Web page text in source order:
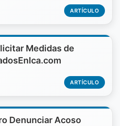
ARTÍCULO
Medidas de
ARTÍCULO
Denunciar Acoso